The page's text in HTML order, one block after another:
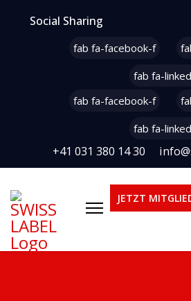
Social Sharing
fab fa-facebook-f
fab fa-
fab fa-facebook-f
fab fa-
+41 031 380 14 30
JETZT